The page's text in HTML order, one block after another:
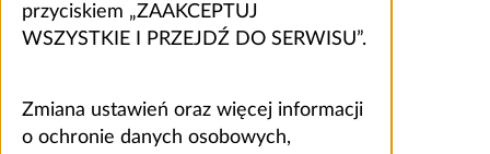
przyciskiem „ZAAKCEPTUJ
WSZYSTKIE I PRZEJDŹ DO SERWISU”.
Zmiana ustawień oraz więcej informacji
o ochronie danych osobowych,